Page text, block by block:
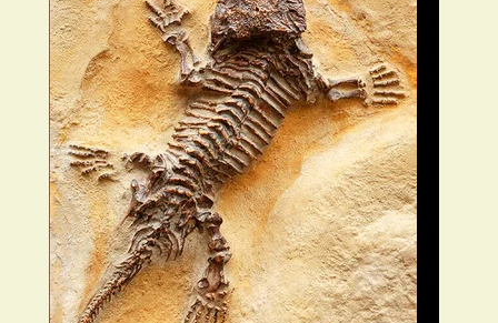
Vinnare
FAQ
För bibliotek